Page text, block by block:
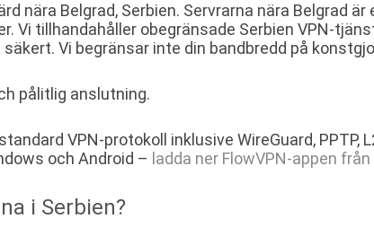
nära Belgrad, Serbien. Servrarna nära Belgrad
Vi tillhandahåller obegränsade Serbien VPN-
Vi begränsar inte din bandbredd på
pålitlig anslutning.
VPN-protokoll inklusive WireGuard, PPTP,
och Android – ladda ner FlowVPN-appen
i Serbien?